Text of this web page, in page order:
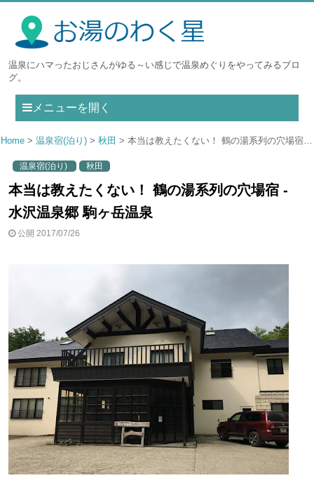
温泉にハマったおじさんがゆる～い感じで温泉めぐりをやってみるブロ
グ。
メニューを開く
Home 温泉宿(泊り) 秋田 本当は教えたくない！ 鶴の湯系列の穴場宿 - 水沢温泉郷 駒ヶ岳温泉
温泉宿(泊り) 秋田
本当は教えたくない！ 鶴の湯系列の穴場宿 -
水沢温泉郷 駒ヶ岳温泉
公開 2017/07/26